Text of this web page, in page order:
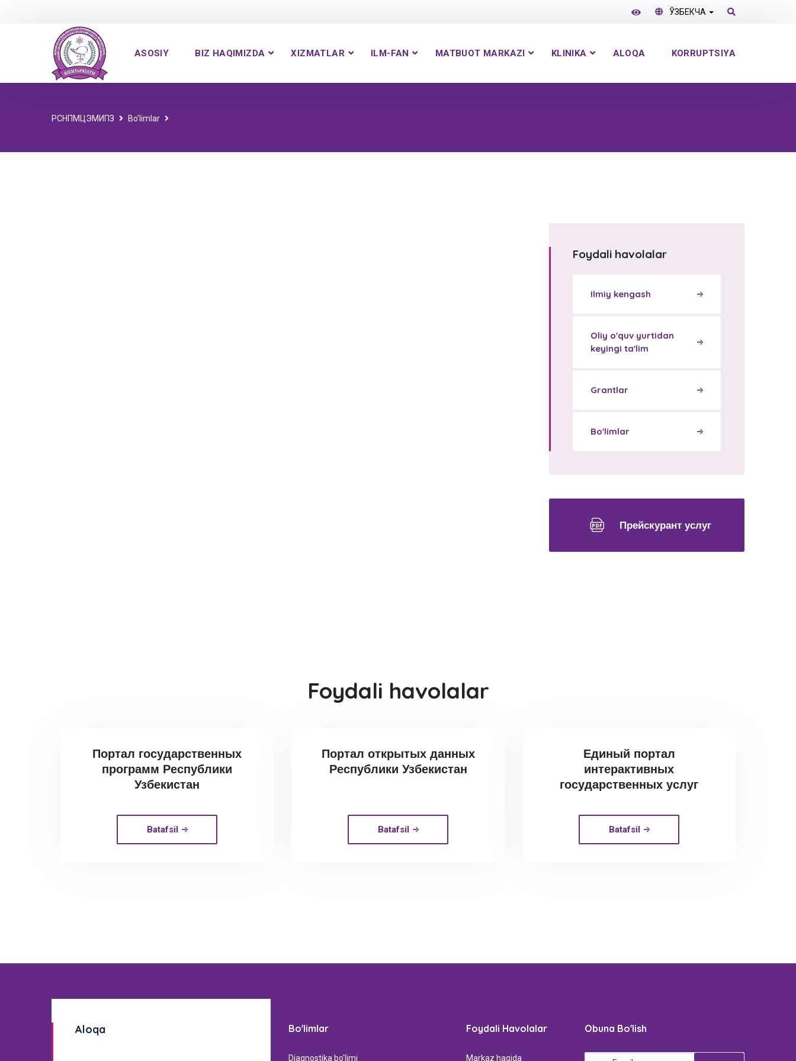
ЎЗБЕКЧА
ASOSIY BIZ HAQIMIZDA XIZMATLAR ILM-FAN MATBUOT MARKAZI KLINIKA ALOQA KORRUPTSIYA
РСНПМЦЭМИПЗ Bo'limlar
Foydali havolalar
Ilmiy kengash
Oliy o'quv yurtidan
keyingi ta'lim
Grantlar
Bo'limlar
Прейскурант услуг
Foydali havolalar
Портал государственных
программ Республики
Узбекистан
Batafsil
Портал открытых данных
Республики Узбекистан
Batafsil
Единый портал
интерактивных
государственных услуг
Batafsil
Aloqa Bo'limlar
Diagnostika bo'limi
Foydali Havolalar
Markaz haqida
Obuna Bo'lish